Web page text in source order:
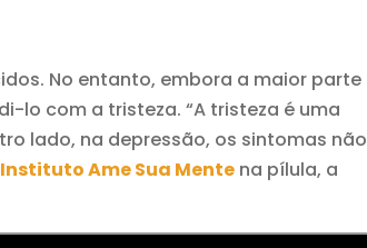
No entanto, embora a maior parte
lo com a tristeza. “A tristeza é uma
lado, na depressão, os sintomas não
Instituto Ame Sua Mente na pílula, a